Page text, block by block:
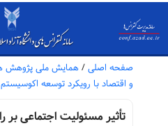
صفحه اصلی / همایش ملی پژوهش
و اقتصاد با رویکرد توسعه
تأثیر مسئولیت اجتماعی بر